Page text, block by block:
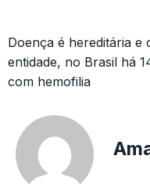
Doença é hereditária e
entidade, no Brasil há
com hemofilia